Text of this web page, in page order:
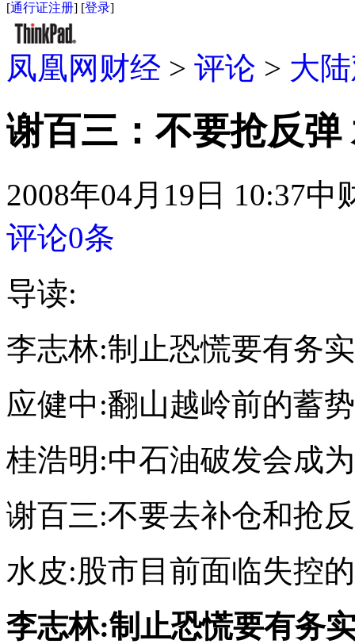
[通行证注册] [登录]
凤凰网财经 > 评论 > 大
谢百三：不要抢反
2008年04月19日 10:37中
评论0条
导读:
李志林:制止恐慌要有务
应健中:翻山越岭前的蓄势
桂浩明:中石油破发会成
谢百三:不要去补仓和抢
水皮:股市目前面临失控
李志林:制止恐慌要有务